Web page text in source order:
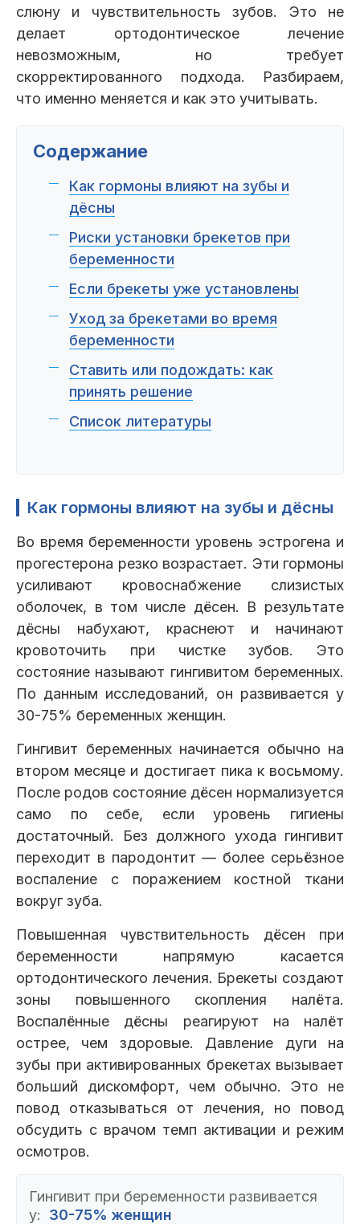
Чистка Отбеливание
Детская
стоматология
Химки Ленинский Чертановская
Центр доктора
Рыжова
Все клиники и франшизы (10)
Работы
Пациентам
Гарантии Информация
Сотрудники Контакты
слюну и чувствительность зубов. Это не
делает ортодонтическое лечение
невозможным, но требует
скорректированного подхода. Разбираем,
что именно меняется и как это учитывать.
Содержание
Как гормоны влияют на зубы и
дёсны
Риски установки брекетов при
беременности
Если брекеты уже установлены
Уход за брекетами во время
беременности
Ставить или подождать: как
принять решение
Список литературы
Как гормоны влияют на зубы и дёсны
Во время беременности уровень эстрогена и
прогестерона резко возрастает. Эти гормоны
усиливают кровоснабжение слизистых
оболочек, в том числе дёсен. В результате
дёсны набухают, краснеют и начинают
кровоточить при чистке зубов. Это
состояние называют гингивитом беременных.
По данным исследований, он развивается у
30-75% беременных женщин.
Гингивит беременных начинается обычно на
втором месяце и достигает пика к восьмому.
После родов состояние дёсен нормализуется
само по себе, если уровень гигиены
достаточный. Без должного ухода гингивит
переходит в пародонтит — более серьёзное
воспаление с поражением костной ткани
вокруг зуба.
Повышенная чувствительность дёсен при
беременности напрямую касается
ортодонтического лечения. Брекеты создают
зоны повышенного скопления налёта.
Воспалённые дёсны реагируют на налёт
острее, чем здоровые. Давление дуги на
зубы при активированных брекетах вызывает
больший дискомфорт, чем обычно. Это не
повод отказываться от лечения, но повод
обсудить с врачом темп активации и режим
осмотров.
Гингивит при беременности развивается
у:
30-75% женщин